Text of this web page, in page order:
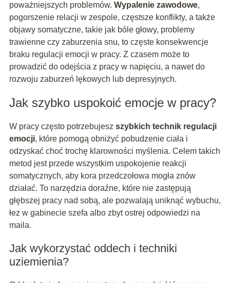
poważniejszych problemów. Wypalenie zawodowe,
pogorszenie relacji w zespole, częstsze konflikty, a także
objawy somatyczne, takie jak bóle głowy, problemy
trawienne czy zaburzenia snu, to częste konsekwencje
braku regulacji emocji w pracy. Z czasem może to
prowadzić do odejścia z pracy w napięciu, a nawet do
rozwoju zaburzeń lękowych lub depresyjnych.
Jak szybko uspokoić emocje w pracy?
W pracy często potrzebujesz szybkich technik regulacji
emocji, które pomogą obniżyć pobudzenie ciała i
odzyskać choć trochę klarowności myślenia. Celem takich
metod jest przede wszystkim uspokojenie reakcji
somatycznych, aby kora przedczołowa mogła znów
działać. To narzędzia doraźne, które nie zastępują
głębszej pracy nad sobą, ale pozwalają uniknąć wybuchu,
łez w gabinecie szefa albo zbyt ostrej odpowiedzi na
maila.
Jak wykorzystać oddech i techniki
uziemienia?